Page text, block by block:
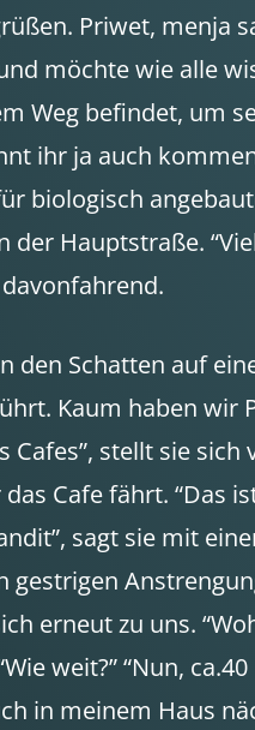
Priwet, menja
möchte wie alle
Weg befindet, um
ihr ja auch
biologisch
Hauptstraße.
den Schatten auf
Kaum haben wir
stellt sie sich
Cafe fährt. “Das
sagt sie mit
gestrigen
erneut zu uns.
weit?” “Nun,
in meinem Haus